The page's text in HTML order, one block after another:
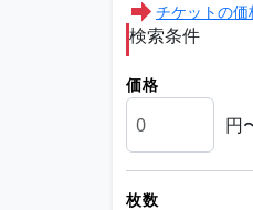
チケットの
検索条件
価格
円
枚数